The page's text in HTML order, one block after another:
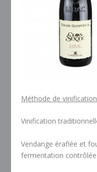
Méthode de
Vinification
Vendange éraflée et
fermentation contrôlée